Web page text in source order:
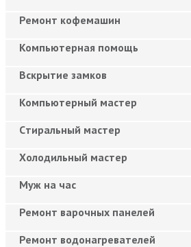
Ремонт кофемашин
Компьютерная помощь
Вскрытие замков
Компьютерный мастер
Cтиральный мастер
Холодильный мастер
Муж на час
Ремонт варочных панелей
Ремонт водонагревателей